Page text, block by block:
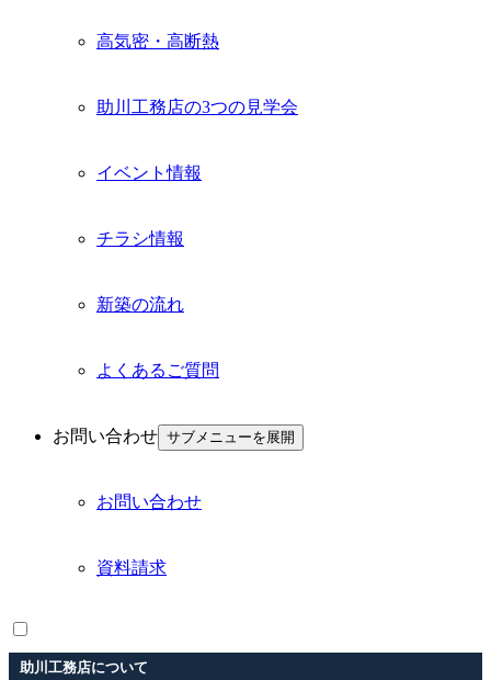
高気密・高断熱
助川工務店の3つの見学会
イベント情報
チラシ情報
新築の流れ
よくあるご質問
お問い合わせ サブメニューを展開
お問い合わせ
資料請求
助川工務店について